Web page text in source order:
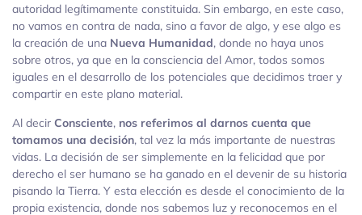
autoridad legítimamente constituida. Sin embargo, en este caso,
no vamos en contra de nada, sino a favor de algo, y ese algo es
la creación de una Nueva Humanidad, donde no haya unos
sobre otros, ya que en la consciencia del Amor, todos somos
iguales en el desarrollo de los potenciales que decidimos traer y
compartir en este plano material.
Al decir Consciente, nos referimos al darnos cuenta que
tomamos una decisión, tal vez la más importante de nuestras
vidas. La decisión de ser simplemente en la felicidad que por
derecho el ser humano se ha ganado en el devenir de su historia
pisando la Tierra. Y esta elección es desde el conocimiento de la
propia existencia, donde nos sabemos luz y reconocemos en el